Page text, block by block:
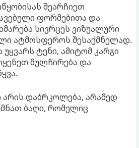
შეარჩიეთ
ფორმებითა და
სივრცეს ვიზუალური
ატმოსფეროს შესაქმნელად.
უყვარს ტენი, ამიტომ კარგი
მულჩირება და
დაბრკოლება, არამედ
ბაღი, რომელიც